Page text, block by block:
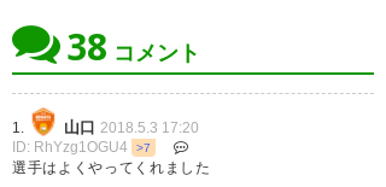
また終盤、そしてセットプレー
からの失点か。なんだこのデジ
コレ、イイね！ #レノファ
https://t.co/b8JW4DLF8m
38 コメント
1. 山口 2018.5.3 17:20
ID: RhYzg1OGU4
>7
選手はよくやってくれました